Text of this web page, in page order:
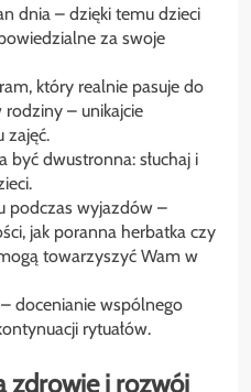
dnia – dzięki temu dzieci
za swoje
który realnie pasuje do
rodziny – unikajcie
zajęć.
być dwustronna: słuchaj i
podczas wyjazdów –
jak poranna herbatka czy
towarzyszyć Wam w
docenianie wspólnego
rytuałów.
zdrowie i rozwój